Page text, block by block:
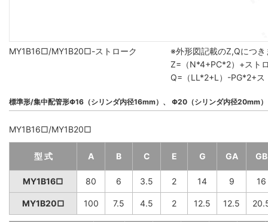
MY1B16□/MY1B20□-ストローク
※外形図記載のZ,Qにつ
Z=（N*4+PC*2）+スト
Q=（LL*2+L）-PG*2+ス
標準形/集中配管形Φ16（シリンダ内径16mm）、 Φ20（シリンダ内径20mm）
MY1B16□/MY1B20□
型 式 A B C E G GA GB
MY1B16□ 80 6 3.5 2 14 9 16
MY1B20□ 100 7.5 4.5 2 12.5 12.5